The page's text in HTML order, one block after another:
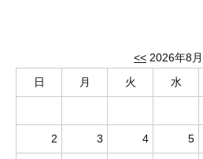
<< 2026年8月
日
月 火 水
2 3 4 5